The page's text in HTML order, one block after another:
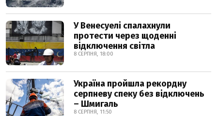
У Венесуелі спалахнули
протести через щоденні
відключення світла
8 СЕРПНЯ, 18:00
Україна пройшла рекордну
серпневу спеку без відключень
– Шмигаль
8 СЕРПНЯ, 11:50